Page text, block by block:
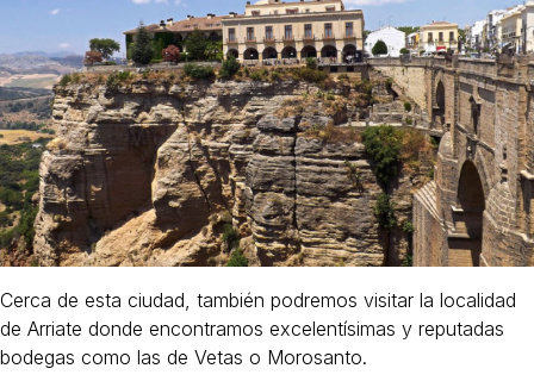
Cerca de esta ciudad, también podremos visitar la localidad
de Arriate donde encontramos excelentísimas y reputadas
bodegas como las de Vetas o Morosanto.